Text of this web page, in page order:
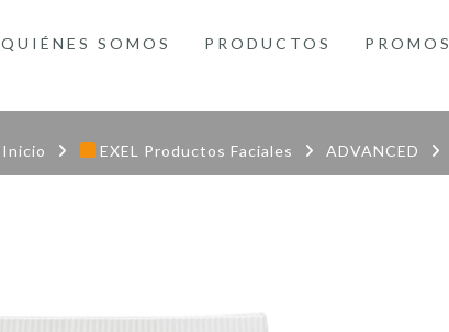
QUIÉNES SOMOS PRODUCTOS PROMOS
Inicio EXEL Productos Faciales ADVANCED